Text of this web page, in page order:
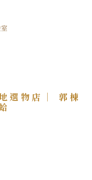
選物店｜ 郭棟